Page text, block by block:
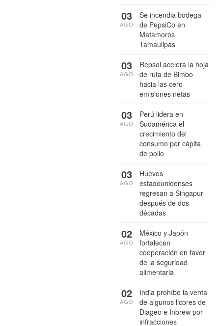
Se incendia bodega
de PepsiCo en
Matamoros,
Tamaulipas
03
AGO
Repsol acelera la hoja
de ruta de Bimbo
hacia las cero
emisiones netas
03
AGO
Perú lidera en
Sudamérica el
crecimiento del
consumo per cápita
de pollo
03
AGO
Huevos
estadounidenses
regresan a Singapur
después de dos
décadas
03
AGO
México y Japón
fortalecen
cooperación en favor
de la seguridad
alimentaria
02
AGO
India prohíbe la venta
de algunos licores de
Diageo e Inbrew por
infracciones
02
AGO